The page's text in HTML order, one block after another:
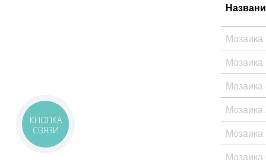
Мозаика
Мозаика
18x150
18x20
18x21
18x60
КНОПКА
СВЯЗИ